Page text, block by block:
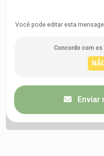
Você pode editar esta
Concordo com os
Enviar